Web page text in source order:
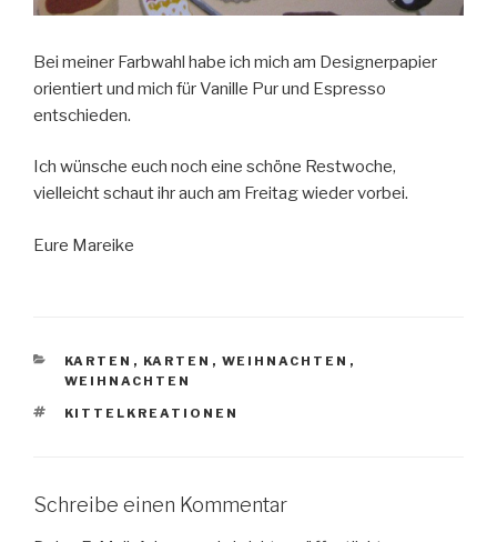
Bei meiner Farbwahl habe ich mich am Designerpapier
orientiert und mich für Vanille Pur und Espresso
entschieden.
Ich wünsche euch noch eine schöne Restwoche,
vielleicht schaut ihr auch am Freitag wieder vorbei.
Eure Mareike
KATEGORIEN
KARTEN , KARTEN , WEIHNACHTEN ,
WEIHNACHTEN
SCHLAGWÖRTER
KITTELKREATIONEN
Schreibe einen Kommentar